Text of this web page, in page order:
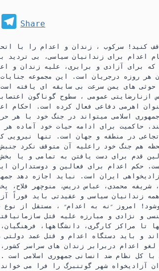
s
T
l
e
g
r
a
m
Share
کنید! سرکوب ، زندان و اعدام را با
اعدام برای زندانیان سیاسی، بی تردید
كه برای آزادی و برابری، علیه زندان و
هر روزه درجریان است. این مجموعه
های یمن سرعت بی سابقه ای یافته است.
ازنارضایتی عمومی ، سطوح گوناگون
اهرمی دفاعی فعال كرده است. احكام
اسلامی میتواند در جنگ خود با هر
حاکمیت برای ادامه حیات خود آماده
در منطقه و جهان است. تنها نیرویی
هم جنگ خود راعلیه آن متوقف نکرد
قدم برای دست یافتن به تمامی و یا
حکم اعدام برای فعالین و دوستداران
ایران است. نباید اجازه دهد
شریفه محمدی، عباس دریس، منوچهر فلاح،
زندانیان سیاسی و عقیدتی باید فوراً
امروز ״نه به اعدام״ ، مستقل از
و نژادی و مبارزه علیه قتل
تا مراكز كارگری، دانشگاهها،
و باید دستگاه اعدام و قتل عمد دولتی
لغو اعدام دربرابر زندان های سراسر
با کل نظام ضد انسانی جمهوری اسلامی است
آزادیخواه شهر گوتنبرگ را فرا می